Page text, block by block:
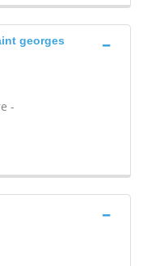
georges
-